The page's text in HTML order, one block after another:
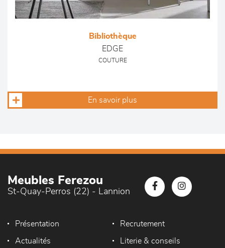
Bibliothèque
EDGE
COUTURE
En savoir plus
Meubles Ferezou
St-Quay-Perros (22) - Lannion
Présentation Recrutement
Actualités Literie & conseils